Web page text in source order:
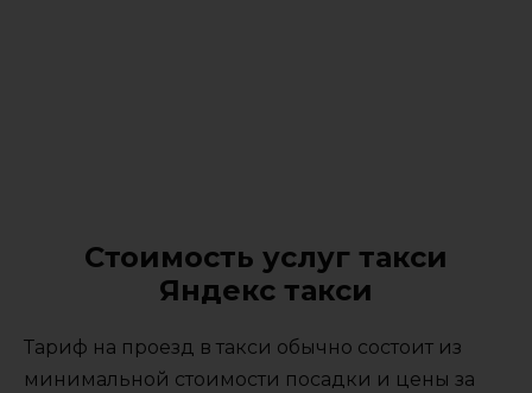
Стоимость услуг такси
Яндекс такси
Тариф на проезд в такси обычно состоит из
минимальной стоимости посадки и цены за